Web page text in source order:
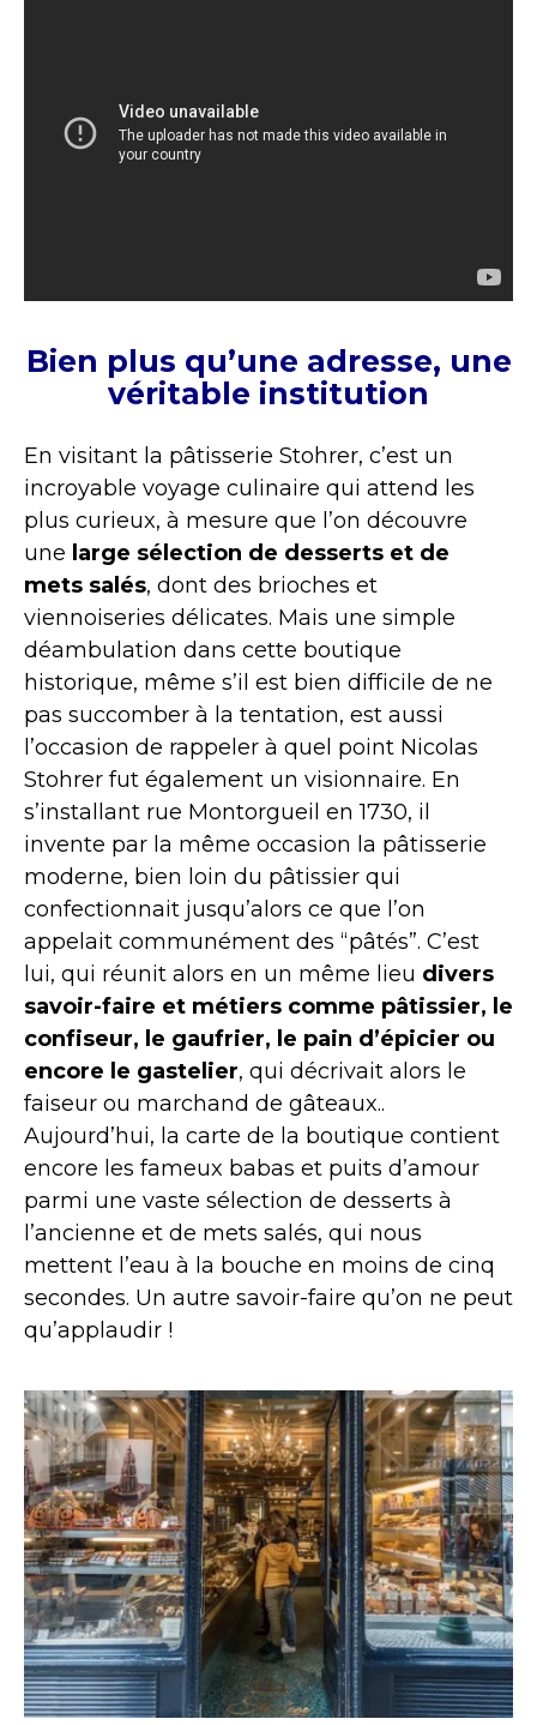
Bien plus qu’une adresse, une
véritable institution
En visitant la pâtisserie Stohrer, c’est un
incroyable voyage culinaire qui attend les
plus curieux, à mesure que l’on découvre
une large sélection de desserts et de
mets salés, dont des brioches et
viennoiseries délicates. Mais une simple
déambulation dans cette boutique
historique, même s’il est bien difficile de ne
pas succomber à la tentation, est aussi
l’occasion de rappeler à quel point Nicolas
Stohrer fut également un visionnaire. En
s’installant rue Montorgueil en 1730, il
invente par la même occasion la pâtisserie
moderne, bien loin du pâtissier qui
confectionnait jusqu’alors ce que l’on
appelait communément des “pâtés”. C’est
lui, qui réunit alors en un même lieu divers
savoir-faire et métiers comme pâtissier, le
confiseur, le gaufrier, le pain d’épicier ou
encore le gastelier, qui décrivait alors le
faiseur ou marchand de gâteaux..
Aujourd’hui, la carte de la boutique contient
encore les fameux babas et puits d’amour
parmi une vaste sélection de desserts à
l’ancienne et de mets salés, qui nous
mettent l’eau à la bouche en moins de cinq
secondes. Un autre savoir-faire qu’on ne peut
qu’applaudir !